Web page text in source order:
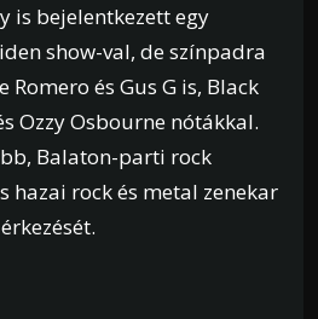
is bejelentkezett egy
show-val, de színpadra
Romero és Gus G is, Black
Ozzy Osbourne nótákkal.
Balaton-parti rock
hazai rock és metal zenekar